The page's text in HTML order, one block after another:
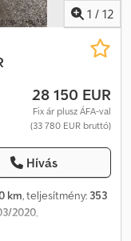
1 / 12
28 150 EUR
Fix ár plusz ÁFA-val
(33 780 EUR bruttó)
Hívás
km, teljesítmény: 353
2020,